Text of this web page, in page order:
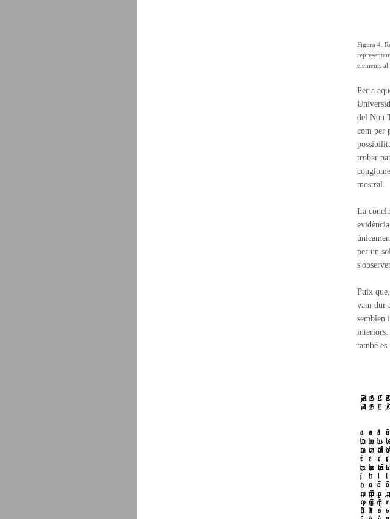
Figura 4.
elements
Per a
del Nou
com per
trobar
mostral.
La
per un
Puix
vam dur
semblen
interiors.
també